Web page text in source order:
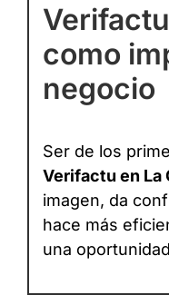
como
negocio
Ser de los
Verifactu en La
imagen, da
hace más
una